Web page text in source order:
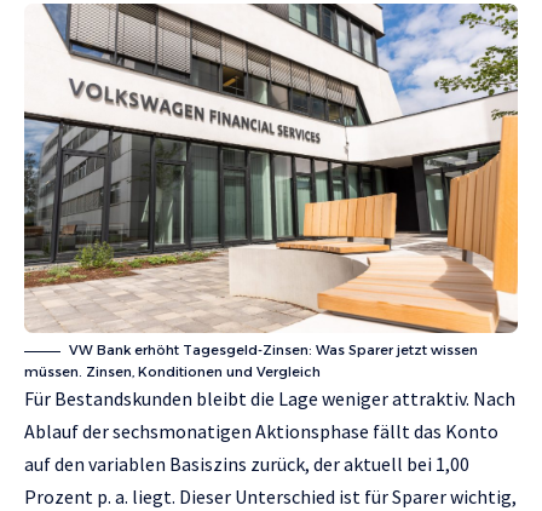
VW Bank erhöht Tagesgeld-Zinsen: Was Sparer jetzt wissen
müssen. Zinsen, Konditionen und Vergleich
Für Bestandskunden bleibt die Lage weniger attraktiv. Nach
Ablauf der sechsmonatigen Aktionsphase fällt das Konto
auf den variablen Basiszins zurück, der aktuell bei 1,00
Prozent p. a. liegt. Dieser Unterschied ist für Sparer wichtig,